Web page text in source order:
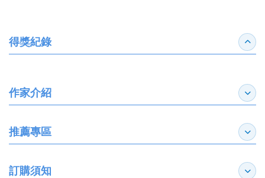
得獎紀錄 收合
作家介紹 展開
推薦專區 展開
訂購須知 展開